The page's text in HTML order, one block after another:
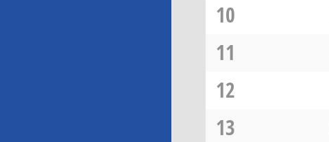
10
11
12
13